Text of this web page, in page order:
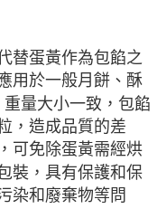
替蛋黃作為包餡之
用於一般月餅、酥
量大小一致，包餡
，造成品質的差
可免除蛋黃需經烘
裝，具有保護和保
染和廢棄物等問